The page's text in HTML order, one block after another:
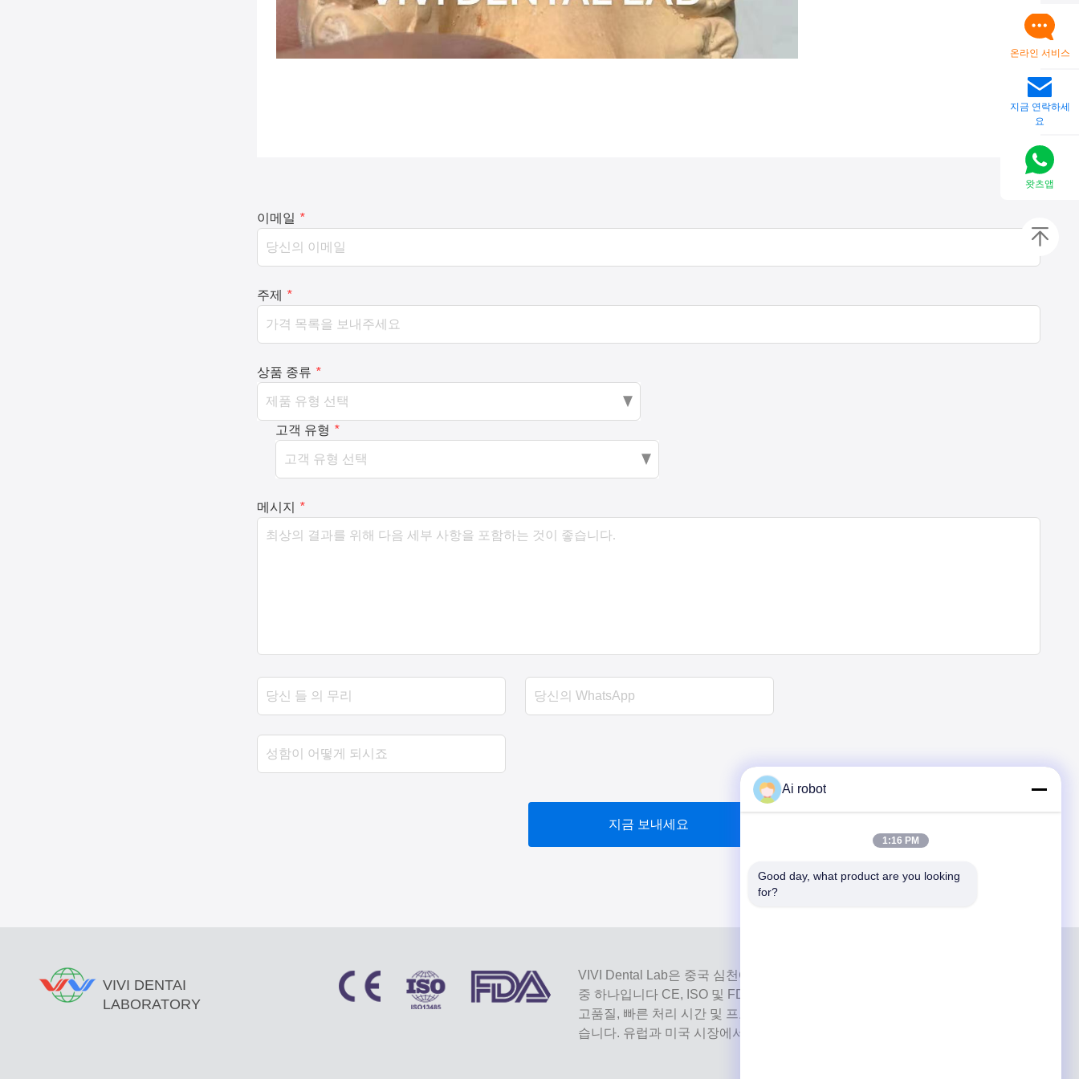
이메일 *
주제 *
상품 종류 *
고객 유형 *
메시지 *
지금 보내세요
VIVI DENTAI
LABORATORY
VIVI Dental Lab은 중국 심천에 위치한 고급 풀 서비스 기공소입니다. 그것은 최고
중 하나입니다 CE, ISO 및 FDA 인증을 받고 최신 기계를 갖춘 치과 기공소. 그것은
고품질, 빠른 처리 시간 및 프로페셔널 서비스에 대한 약속은 수많은 승리를 거두었
습니다. 유럽과 미국 시장에서 긍정적인 피드백.
온라인 서비스
지금 연락하세
요
왓츠앱
Ai robot
1:16 PM
Good day, what product are you looking
for?